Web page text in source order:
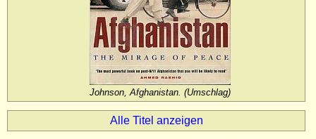
Johnson, Afghanistan. (Umschlag)
Alle Titel anzeigen